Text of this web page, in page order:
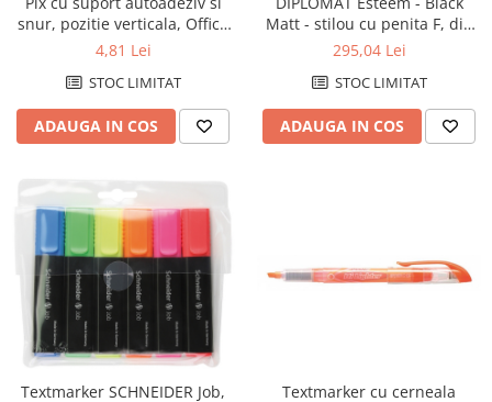
snur, pozitie verticala, Office
Products - corp alb/albastru -
4,81 Lei
STOC LIMITAT
ADAUGA IN COS
Matt - stilou cu penita F, din
otel inoxidabil
295,04 Lei
STOC LIMITAT
ADAUGA IN COS
Textmarker SCHNEIDER Job,
Textmarker cu cerneala